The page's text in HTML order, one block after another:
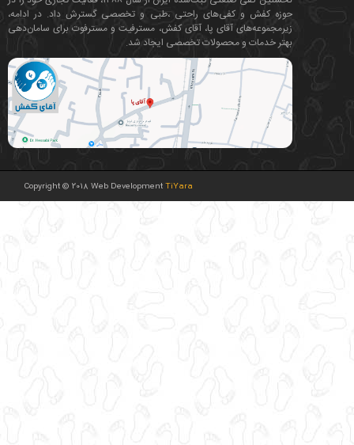
حوزه کفش و کفی‌های راحتی ،طبی و تخصصی گسترش داد. در ادامه،
زیرمجموعه‌های آقای پا، آقای کفش، مسترفیت و مسترفوت برای سامان‌دهی
بهتر خدمات و محصولات تخصصی ایجاد شد.
Copyright © 2018 Web DevelopmentTiYara